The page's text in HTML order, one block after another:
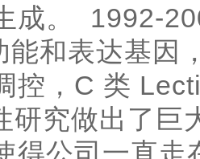
成。  1992-
能和表达基因
控，C 类
研究做出了巨
得公司一直